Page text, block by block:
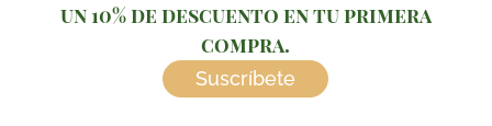
un 10% de descuento en tu primera
compra.
Suscríbete